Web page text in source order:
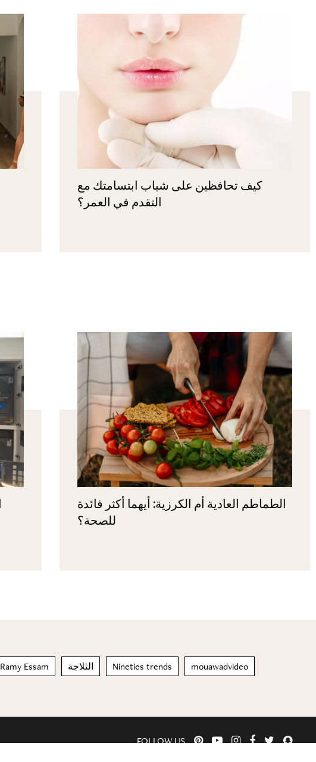
كيف تحافظين على شباب ابتسامتك مع
التقدم في العمر؟
الطماطم العادية أم الكرزية: أيهما أكثر فائدة
للصحة؟
Ramy Essam الثلاجة Nineties trends mouawadvideo
FOLLOW US